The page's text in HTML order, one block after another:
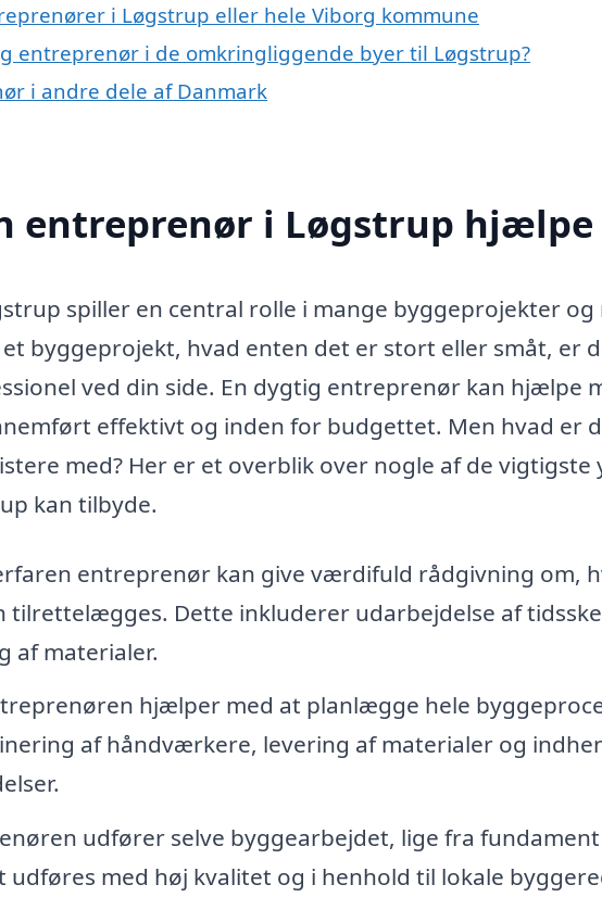
i Løgstrup eller hele Viborg kommune
entreprenør i de omkringliggende byer til Løgstrup?
i andre dele af Danmark
entreprenør i Løgstrup hjælpe
spiller en central rolle i mange byggeprojekter og
byggeprojekt, hvad enten det er stort eller småt, er
ved din side. En dygtig entreprenør kan hjælpe
effektivt og inden for budgettet. Men hvad er
med? Her er et overblik over nogle af de vigtigste
kan tilbyde.
entreprenør kan give værdifuld rådgivning om,
tilrettelægges. Dette inkluderer udarbejdelse af
af materialer.
hjælper med at planlægge hele
af håndværkere, levering af materialer og
udfører selve byggearbejdet, lige fra
udføres med høj kvalitet og i henhold til lokale